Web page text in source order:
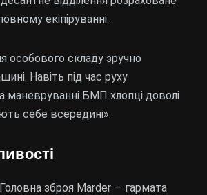
екіпіруванні.
особового складу зручно
Навіть під час руху
БМП хлопці доволі
себе всередині».
зброя Marder — гармата